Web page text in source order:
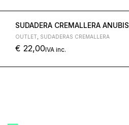
SUDADERA CREMALLERA ANUBIS
OUTLET SUDADERAS CREMALLERA
€ 22,00IVA inc.